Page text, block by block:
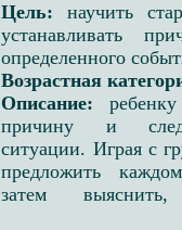
Цель:научить
устанавливать
определенного
Возрастная
Описание:
причину и
ситуации. Играя с
предложить
затем